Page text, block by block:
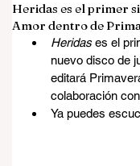
Heridas es el primer
Amor dentro de
Heridas es el
nuevo disco de
editará
colaboración
Ya puedes